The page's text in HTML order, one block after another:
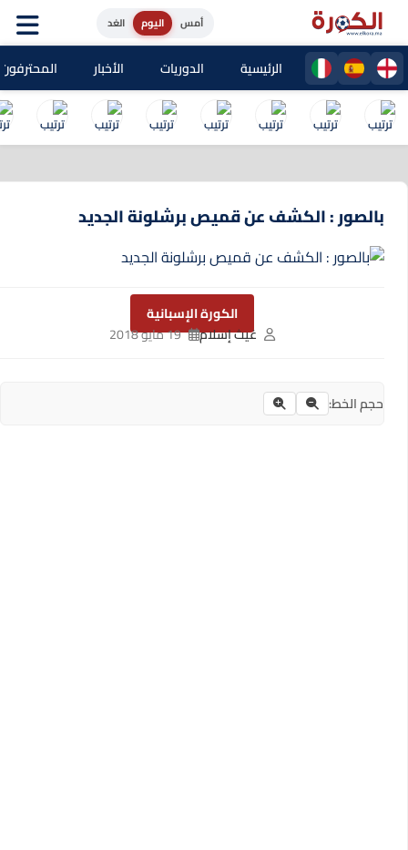
اليوم الغد
الرئيسية الدوريات الأخبار المحترفون
بالصور : الكشف عن قميص برشلونة الجديد
الكورة الإسبانية
غيث إسلام
19 مايو 2018
حجم الخط: